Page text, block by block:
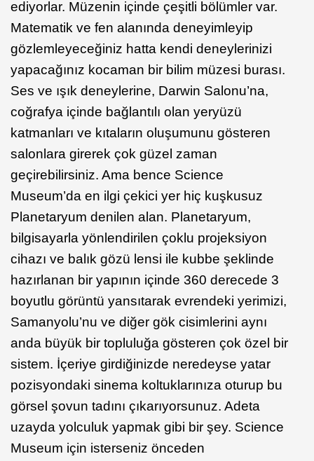
ediyorlar. Müzenin içinde çeşitli bölümler var.
Matematik ve fen alanında deneyimleyip
gözlemleyeceğiniz hatta kendi deneylerinizi
yapacağınız kocaman bir bilim müzesi burası.
Ses ve ışık deneylerine, Darwin Salonu’na,
coğrafya içinde bağlantılı olan yeryüzü
katmanları ve kıtaların oluşumunu gösteren
salonlara girerek çok güzel zaman
geçirebilirsiniz. Ama bence Science
Museum’da en ilgi çekici yer hiç kuşkusuz
Planetaryum denilen alan. Planetaryum,
bilgisayarla yönlendirilen çoklu projeksiyon
cihazı ve balık gözü lensi ile kubbe şeklinde
hazırlanan bir yapının içinde 360 derecede 3
boyutlu görüntü yansıtarak evrendeki yerimizi,
Samanyolu’nu ve diğer gök cisimlerini aynı
anda büyük bir topluluğa gösteren çok özel bir
sistem. İçeriye girdiğinizde neredeyse yatar
pozisyondaki sinema koltuklarınıza oturup bu
görsel şovun tadını çıkarıyorsunuz. Adeta
uzayda yolculuk yapmak gibi bir şey. Science
Museum için isterseniz önceden